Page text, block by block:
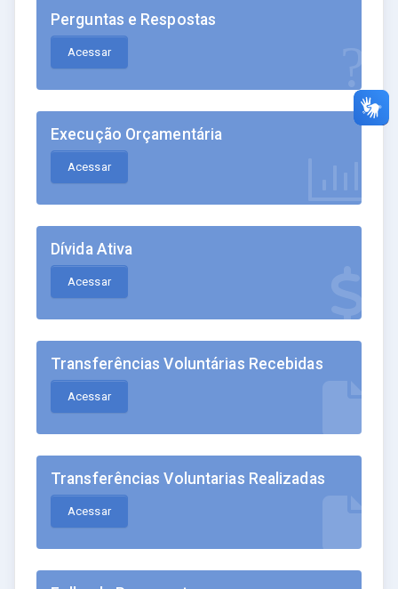
Perguntas e Respostas
Acessar
Execução Orçamentária
Acessar
Dívida Ativa
Acessar
Transferências Voluntárias Recebidas
Acessar
Transferências Voluntarias Realizadas
Acessar